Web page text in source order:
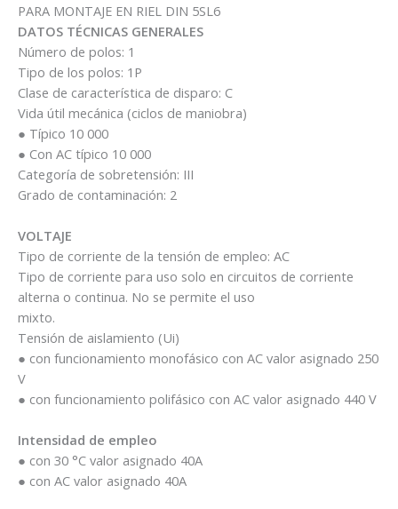
/
5SL6140-
7MB
quantity
PARA MONTAJE EN RIEL DIN 5SL6
DATOS TÉCNICAS GENERALES
Número de polos: 1
Tipo de los polos: 1P
Clase de característica de disparo: C
Vida útil mecánica (ciclos de maniobra)
● Típico 10 000
● Con AC típico 10 000
Categoría de sobretensión: III
Grado de contaminación: 2
VOLTAJE
Tipo de corriente de la tensión de empleo: AC
Tipo de corriente para uso solo en circuitos de corriente
alterna o continua. No se permite el uso
mixto.
Tensión de aislamiento (Ui)
● con funcionamiento monofásico con AC valor asignado 250
V
● con funcionamiento polifásico con AC valor asignado 440 V
Intensidad de empleo
● con 30 °C valor asignado 40A
● con AC valor asignado 40A